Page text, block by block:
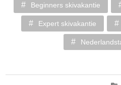
Beginners skivakantie
Expert skivakantie